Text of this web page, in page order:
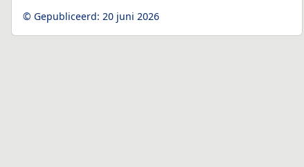
© Gepubliceerd: 20 juni 2026